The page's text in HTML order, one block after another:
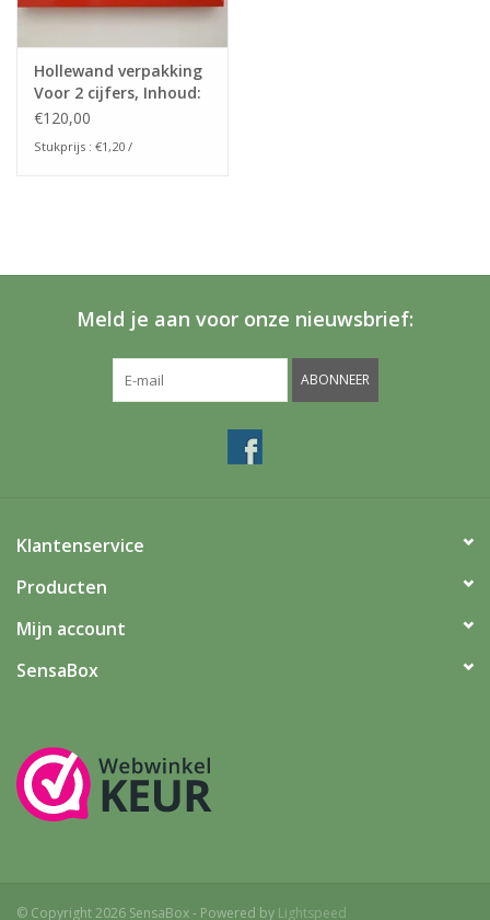
Hollewand verpakking
Voor 2 cijfers, Inhoud:
175x240x24mm
€120,00
Stukprijs : €1,20 /
Meld je aan voor onze nieuwsbrief:
ABONNEER
Klantenservice
Producten
Mijn account
SensaBox
© Copyright 2026 SensaBox - Powered by Lightspeed